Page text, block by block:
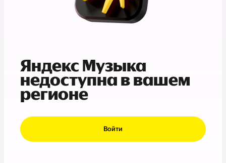
Яндекс Музыка
недоступна в вашем
регионе
Войти